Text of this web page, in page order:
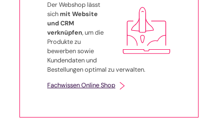
Der Webshop lässt
sichmit Website
und CRM
verknüpfen, um die
Produkte zu
bewerben sowie
Kundendaten und
Bestellungen optimal zu verwalten.
Fachwissen Online Shop